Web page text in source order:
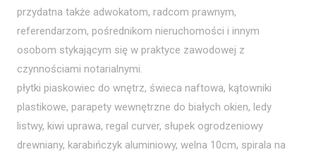
przydatna także adwokatom, radcom prawnym,
referendarzom, pośrednikom nieruchomości i innym
osobom stykającym się w praktyce zawodowej z
czynnościami notarialnymi.
płytki piaskowiec do wnętrz, świeca naftowa, kątowniki
plastikowe, parapety wewnętrzne do białych okien, ledy
listwy, kiwi uprawa, regal curver, słupek ogrodzeniowy
drewniany, karabińczyk aluminiowy, welna 10cm, spirala na